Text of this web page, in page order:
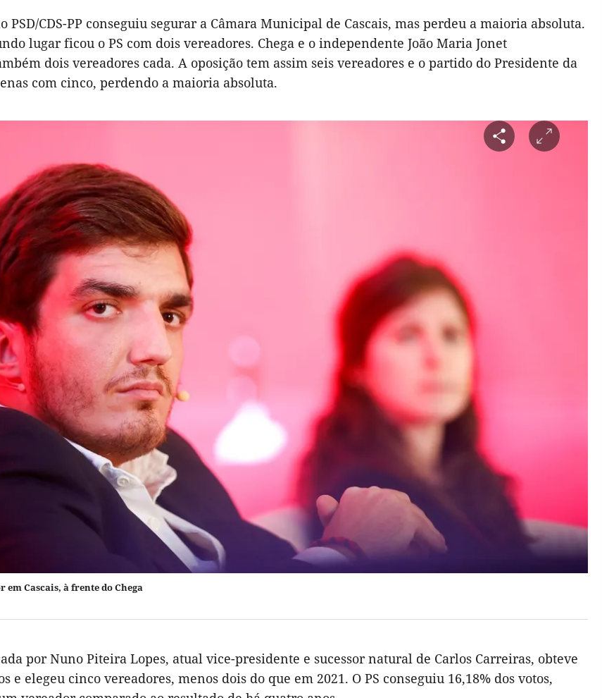
PSD/CDS-PP conseguiu segurar a Câmara Municipal de Cascais, mas perdeu a maioria absoluta.
lugar ficou o PS com dois vereadores. Chega e o independente João Maria Jonet
dois vereadores cada. A oposição tem assim seis vereadores e o partido do Presidente da
com cinco, perdendo a maioria absoluta.
em Cascais, à frente do Chega
por Nuno Piteira Lopes, atual vice-presidente e sucessor natural de Carlos Carreiras, obteve
e elegeu cinco vereadores, menos dois do que em 2021. O PS conseguiu 16,18% dos votos,